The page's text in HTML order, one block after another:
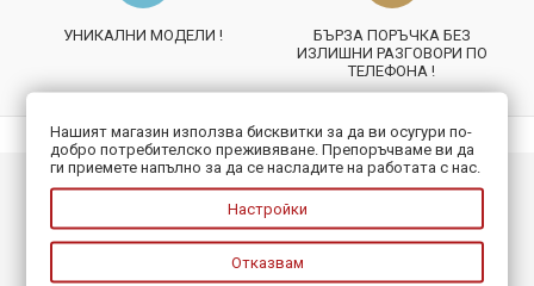
УНИКАЛНИ МОДЕЛИ !
БЪРЗА ПОРЪЧКА БЕЗ
ИЗЛИШНИ РАЗГОВОРИ ПО
ТЕЛЕФОНА !
ИНФОРМАЦИЯ
ПОЛЕЗНО
Нашият магазин използва бисквитки за да ви осугури по-
добро потребителско преживяване. Препоръчваме ви да
ги приемете напълно за да се насладите на работата с нас.
Настройки
Отказвам